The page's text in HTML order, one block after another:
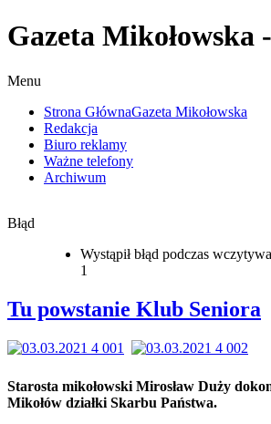
Gazeta Mikołowska -
Menu
Strona GłównaGazeta Mikołowska
Redakcja
Biuro reklamy
Ważne telefony
Archiwum
Błąd
Wystąpił błąd podczas
1
Tu powstanie Klub Seniora
Starosta mikołowski Mirosław Duży
Mikołów działki Skarbu Państwa.